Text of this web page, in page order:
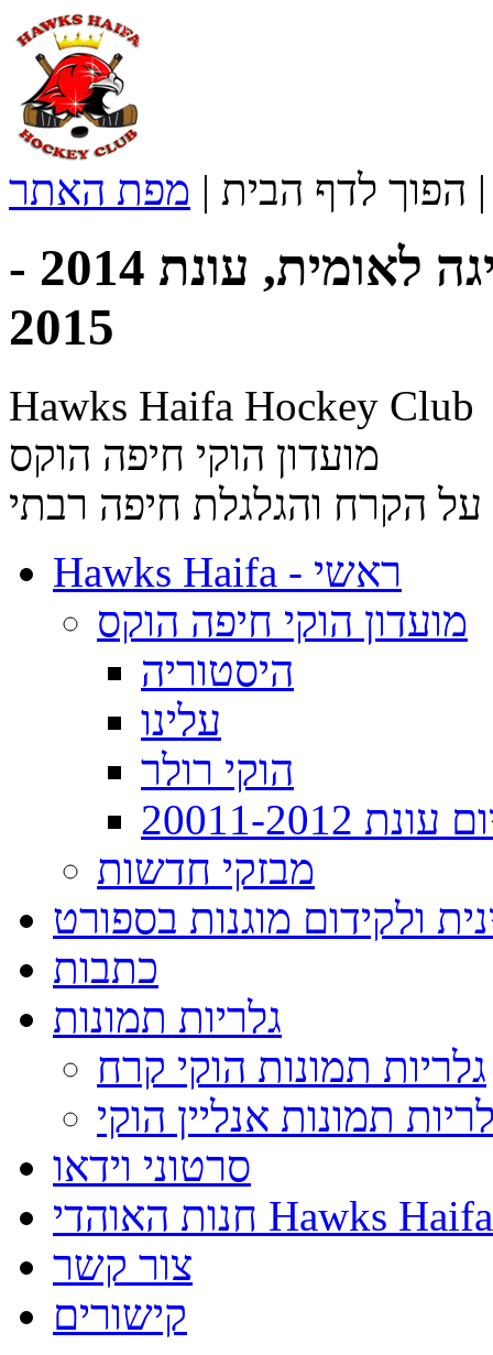
הפוך לדף הבית | מפת האתר
טבלת הוקי קרח בוגרים, ליגה לאומית, עונת 2014 -
2015
Hawks Haifa Hockey Club
מועדון הוקי חיפה הוקס
הקרח והגלגלת חיפה רבתי
Hawks Haifa - ראשי
מועדון הוקי חיפה הוקס
היסטוריה
עלינו
הוקי רולר
20011-2012
מבזקי חדשות
ולקידום מוגנות בספורט
כתבות
גלריות תמונות
גלריות תמונות הוקי קרח
תמונות אנליין הוקי
סרטוני וידאו
חנות האוהדי Hawks Haifa
צור קשר
קישורים